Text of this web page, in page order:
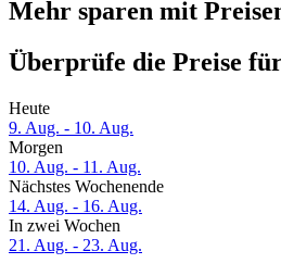
Mehr sparen mit
Überprüfe die Preise
Heute
9. Aug. - 10. Aug.
Morgen
10. Aug. - 11. Aug.
Nächstes Wochenende
14. Aug. - 16. Aug.
In zwei Wochen
21. Aug. - 23. Aug.